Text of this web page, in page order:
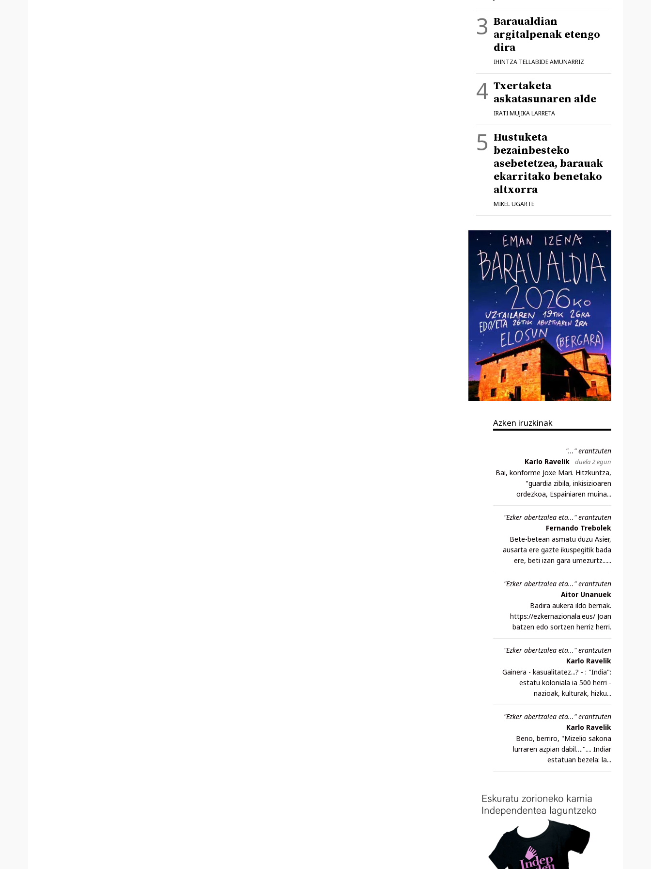
Baraualdian
argitalpenak etengo
dira
IHINTZA TELLABIDE AMUNARRIZ
Txertaketa
askatasunaren alde
IRATI MUJIKA LARRETA
Hustuketa
bezainbesteko
asebetetzea, barauak
ekarritako benetako
altxorra
MIKEL UGARTE
Azken iruzkinak
"..." erantzuten
Karlo Ravelik
duela 2 egun
Bai, konforme Joxe Mari. Hitzkuntza,
"guardia zibila, inkisizioaren
ordezkoa, Espainiaren muina...
"Ezker abertzalea eta..." erantzuten
Fernando Trebolek
Bete-betean asmatu duzu Asier,
ausarta ere gazte ikuspegitik bada
ere, beti izan gara umezurtz......
"Ezker abertzalea eta..." erantzuten
Aitor Unanuek
Badira aukera ildo berriak.
https://ezkernazionala.eus/ Joan
batzen edo sortzen herriz herri.
"Ezker abertzalea eta..." erantzuten
Karlo Ravelik
Gainera - kasualitatez...? - : "India":
estatu koloniala ia 500 herri -
nazioak, kulturak, hizku...
"Ezker abertzalea eta..." erantzuten
Karlo Ravelik
Beno, berriro, "Mizelio sakona
lurraren azpian dabil….".... Indiar
estatuan bezela: la...